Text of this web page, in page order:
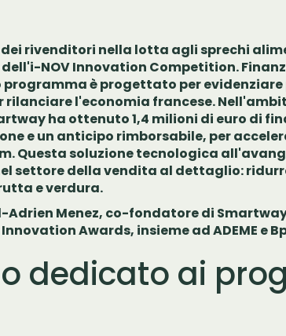
rivenditori nella lotta agli sprechi
NOV Innovation Competition.
programma è progettato per
rilanciare l'economia francese.
ha ottenuto 1,4 milioni di euro di
e un anticipo rimborsabile, per
Questa soluzione tecnologica
settore della vendita al dettaglio:
e verdura.
Adrien Menez, co-fondatore di
Awards, insieme ad ADEME e
dedicato ai